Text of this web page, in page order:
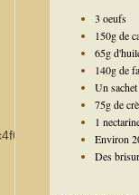
3 oeufs
150g de
65g
140g de
Un
75g de
1
Environ
Des